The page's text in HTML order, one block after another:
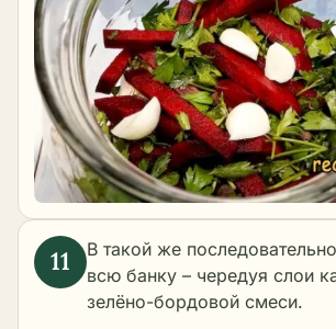
В такой же
всю банку – чередуя слои
зелёно-бордовой смеси.